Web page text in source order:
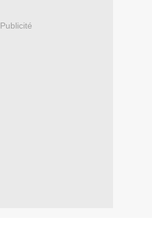
Publicité